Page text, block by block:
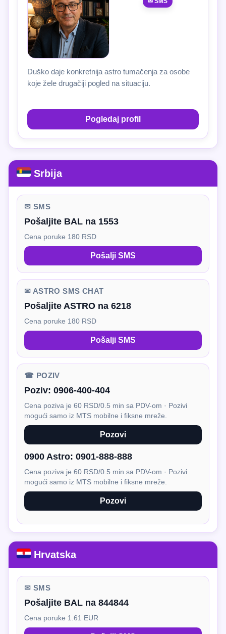
Duško daje konkretnija astro tumačenja za osobe
koje žele drugačiji pogled na situaciju.
Pogledaj profil
Srbija
✉ SMS
Pošaljite BAL na 1553
Cena poruke 180 RSD
Pošalji SMS
✉ ASTRO SMS CHAT
Pošaljite ASTRO na 6218
Cena poruke 180 RSD
Pošalji SMS
☎ POZIV
Poziv: 0906-400-404
Cena poziva je 60 RSD/0.5 min sa PDV-om · Pozivi
mogući samo iz MTS mobilne i fiksne mreže.
Pozovi
0900 Astro: 0901-888-888
Cena poziva je 60 RSD/0.5 min sa PDV-om · Pozivi
mogući samo iz MTS mobilne i fiksne mreže.
Pozovi
Hrvatska
✉ SMS
Pošaljite BAL na 844844
Cena poruke 1.61 EUR